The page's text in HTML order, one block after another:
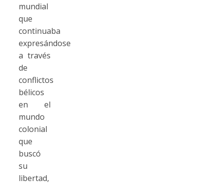
mundial
que
continuaba
expresándose
a través
de
conflictos
bélicos
en el
mundo
colonial
que
buscó
su
libertad,